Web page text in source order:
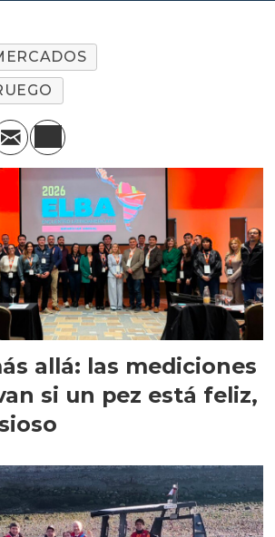
allá: las mediciones
si un pez está feliz,